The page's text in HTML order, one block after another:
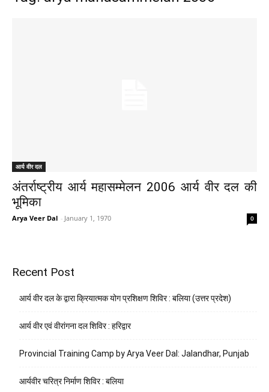
आर्य वीर दल
अंतर्राष्ट्रीय आर्य महासम्मेलन 2006 आर्य वीर दल की
भूमिका
Arya Veer Dal - January 1, 1970 0
Recent Post
आर्य वीर दल के द्वारा क्रियात्मक योग प्रशिक्षण शिविर : बलिया (उत्तर प्रदेश)
आर्य वीर एवं वीरांगना दल शिविर : हरिद्वार
Provincial Training Camp by Arya Veer Dal: Jalandhar, Punjab
आर्यवीर चरित्र निर्माण शिविर : बलिया